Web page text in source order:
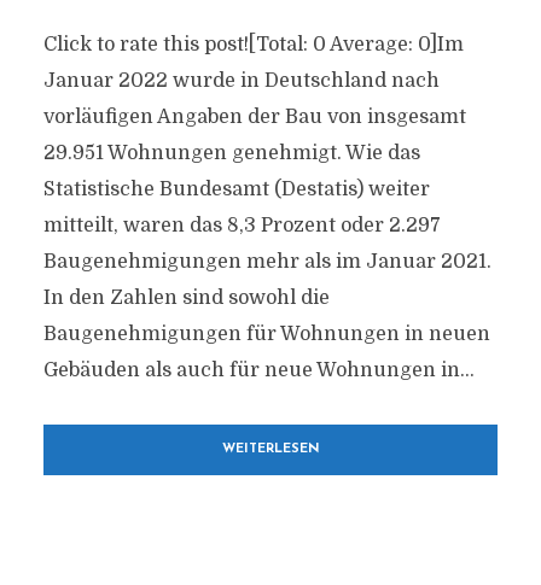
Click to rate this post![Total: 0 Average: 0]Im
Januar 2022 wurde in Deutschland nach
vorläufigen Angaben der Bau von insgesamt
29.951 Wohnungen genehmigt. Wie das
Statistische Bundesamt (Destatis) weiter
mitteilt, waren das 8,3 Prozent oder 2.297
Baugenehmigungen mehr als im Januar 2021.
In den Zahlen sind sowohl die
Baugenehmigungen für Wohnungen in neuen
Gebäuden als auch für neue Wohnungen in...
WEITERLESEN